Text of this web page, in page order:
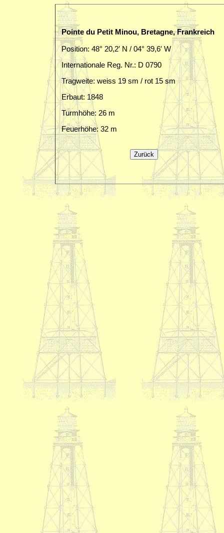
Pointe du Petit Minou, Bretagne, Frankreich
Position: 48° 20,2′ N / 04° 39,6′ W
Internationale Reg. Nr.: D 0790
Tragweite: weiss 19 sm / rot 15 sm
Erbaut: 1848
Turmhöhe: 26 m
Feuerhöhe: 32 m